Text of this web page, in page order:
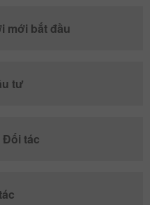
mới bắt đầu
tư
Đối tác